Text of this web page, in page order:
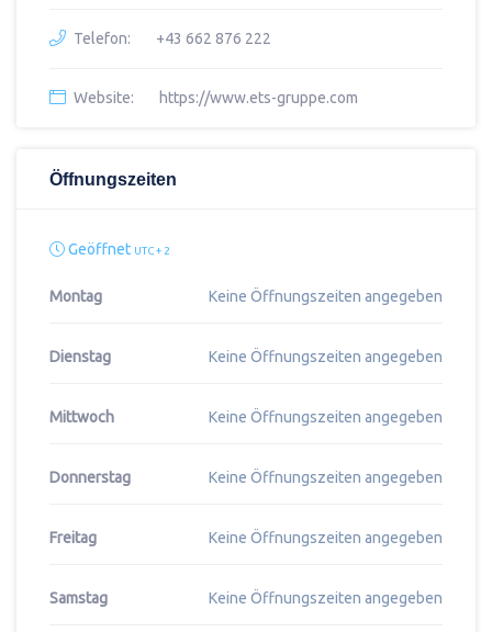
Telefon: +43 662 876 222
Website: https://www.ets-gruppe.com
Öffnungszeiten
Geöffnet UTC + 2
Montag Keine Öffnungszeiten angegeben
Dienstag Keine Öffnungszeiten angegeben
Mittwoch Keine Öffnungszeiten angegeben
Donnerstag Keine Öffnungszeiten angegeben
Freitag Keine Öffnungszeiten angegeben
Samstag Keine Öffnungszeiten angegeben